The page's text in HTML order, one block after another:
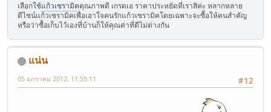
เลือกใช้แก้วเซรามิคคุณภาพดี เกรดเอ ราคาประหยัดที่เราสิค่ะ หลากหลาย
ดีไซน์แก้วเซรามิคเพื่อเอาใจคนรักแก้วเซรามิคโดยเฉพาะจะซื้อให้คนสำคัญ
หรือว่าซื้อเก็บไว้เองที่บ้านก็ให้คุณค่าที่ดีไม่ต่างกัน
แน่น
#12
05 มกราคม 2012, 11:55:11